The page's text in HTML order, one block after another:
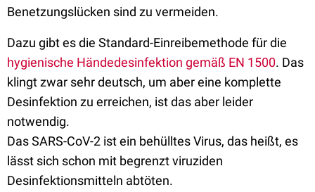
Benetzungslücken sind zu vermeiden.
Dazu gibt es die Standard-Einreibemethode für die
hygienische Händedesinfektion gemäß EN 1500. Das
klingt zwar sehr deutsch, um aber eine komplette
Desinfektion zu erreichen, ist das aber leider
notwendig.
Das SARS-CoV-2 ist ein behülltes Virus, das heißt, es
lässt sich schon mit begrenzt viruziden
Desinfektionsmitteln abtöten.